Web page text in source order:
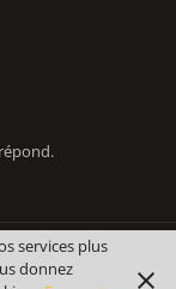
services plus
donnez